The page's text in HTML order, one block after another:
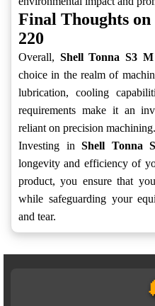
Final Thoughts on
220
Overall, Shell Tonna S3
choice in the realm of
lubrication, cooling
requirements make it an
reliant on precision machining.
Investing in Shell Tonna
longevity and efficiency of
product, you ensure that
while safeguarding your
and tear.